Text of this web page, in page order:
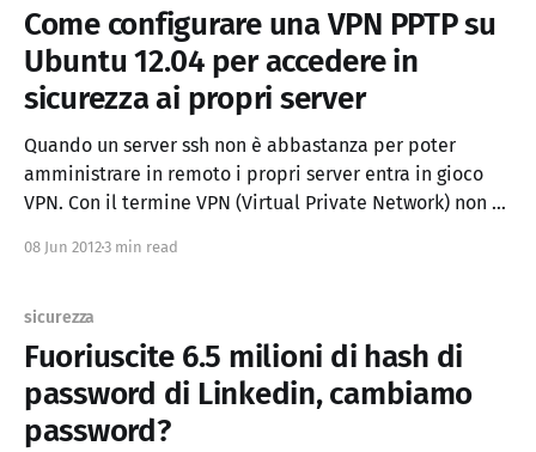
Come configurare una VPN PPTP su
Ubuntu 12.04 per accedere in
sicurezza ai propri server
Quando un server ssh non è abbastanza per poter
amministrare in remoto i propri server entra in gioco
VPN. Con il termine VPN (Virtual Private Network) non si
protocolli come PPTP, IPsec, L2TP, (qui i pro e contro
08 Jun 20123 min read
sicurezza
Fuoriuscite 6.5 milioni di hash di
password di Linkedin, cambiamo
password?